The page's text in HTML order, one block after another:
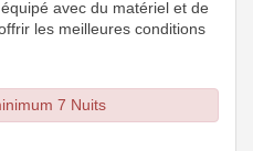
avec du matériel et de
les meilleures conditions
7 Nuits